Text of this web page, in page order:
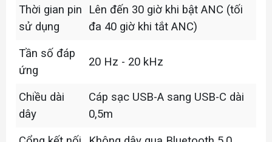
Thời gian pin
sử dụng
Lên đến 30 giờ khi bật ANC (tối
đa 40 giờ khi tắt ANC)
Tần số đáp
ứng
20 Hz - 20 kHz
Chiều dài
dây
Cáp sạc USB-A sang USB-C dài
0,5m